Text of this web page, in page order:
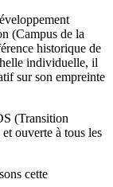
(Campus de la
historique de
individuelle, il
sur son empreinte
(Transition
ouverte à tous les
cette